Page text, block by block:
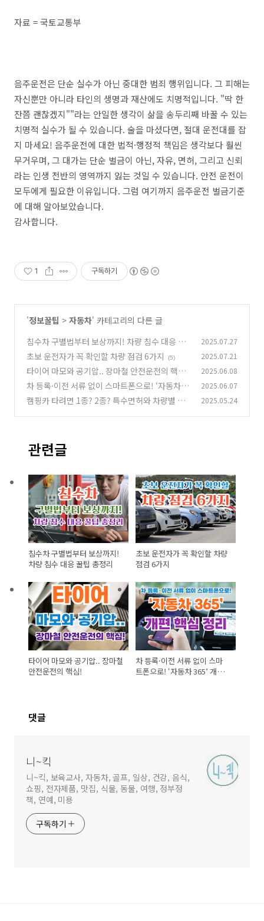
자료 = 국토교통부
음주운전은 단순 실수가 아닌 중대한 범죄 행위입니다. 그 피해는
자신뿐만 아니라 타인의 생명과 재산에도 치명적입니다. "딱 한
잔쯤 괜찮겠지""라는 안일한 생각이 삶을 송두리째 바꿀 수 있는
치명적 실수가 될 수 있습니다. 술을 마셨다면, 절대 운전대를 잡
지 마세요! 음주운전에 대한 법적·행정적 책임은 생각보다 훨씬
무거우며, 그 대가는 단순 벌금이 아닌, 자유, 면허, 그리고 신뢰
라는 인생 전반의 영역까지 잃는 것일 수 있습니다. 안전 운전이
모두에게 필요한 이유입니다. 그럼 여기까지 음주운전 벌금기준
에 대해 알아보았습니다.
감사합니다.
1 구독하기
'정보꿀팁 > 자동차' 카테고리의 다른 글
침수차 구별법부터 보상까지! 차량 침수 대응 꿀
팁 총정리
(10)
2025.07.27
초보 운전자가 꼭 확인할 차량 점검 6가지 (5) 2025.07.21
타이어 마모와 공기압.. 장마철 안전운전의 핵심!
(5)
2025.06.08
차 등록·이전 서류 없이 스마트폰으로! ‘자동차 3
65’ 개편 핵심 정리
(3)
2025.06.07
캠핑카 타려면 1종? 2종? 특수면허와 차량별 자
2025.05.24
관련글
침수차 구별법부터 보상까지!
차량 침수 대응 꿀팁 총정리
초보 운전자가 꼭 확인할 차량
점검 6가지
타이어 마모와 공기압.. 장마철
안전운전의 핵심!
차 등록·이전 서류 없이 스마
트폰으로! ‘자동차 365’ 개편
댓글
니~킥
니~킥, 보육교사, 자동차, 골프, 일상, 건강, 음식,
쇼핑, 전자제품, 맛집, 식물, 동물, 여행, 정부정
책, 연예, 미용
구독하기